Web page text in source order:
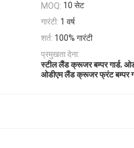
MOQ: 10 सेट
गारंटी: 1 वर्ष
शर्त: 100% गारंटी
प्रमुखता देना:
स्टील लैंड क्रूजर बम्पर गार्ड,
ओडीएम लैंड क्रूजर फ्रंट बम्पर